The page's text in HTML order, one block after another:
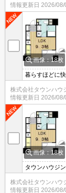
情報更新日 2026/08/
画像：18枚
暮らすほどに
スフリーな暮
街！！
株式会社タウンハウ
情報更新日 2026/08/
画像：18枚
タウンハウジ
株式会社タウンハウ
情報更新日 2026/08/